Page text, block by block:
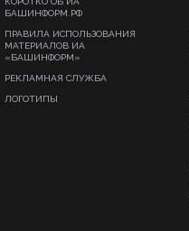
БАШИНФОРМ.РФ
ПРАВИЛА ИСПОЛЬЗОВАНИЯ
МАТЕРИАЛОВ ИА
«БАШИНФОРМ»
РЕКЛАМНАЯ СЛУЖБА
ЛОГОТИПЫ